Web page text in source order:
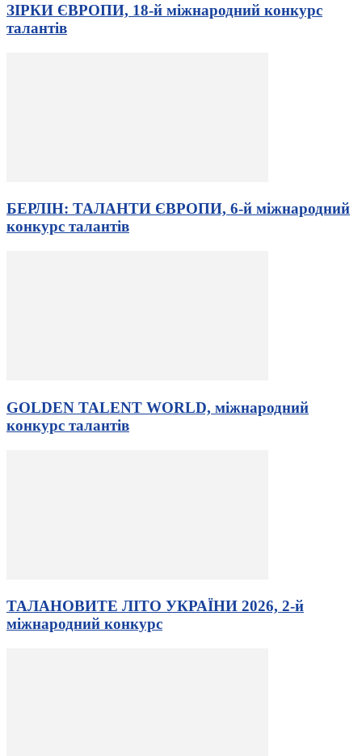
ЗІРКИ ЄВРОПИ, 18-й міжнародний конкурс
талантів
БЕРЛІН: ТАЛАНТИ ЄВРОПИ, 6-й міжнародний
конкурс талантів
GOLDEN TALENT WORLD, міжнародний
конкурс талантів
ТАЛАНОВИТЕ ЛІТО УКРАЇНИ 2026, 2-й
міжнародний конкурс